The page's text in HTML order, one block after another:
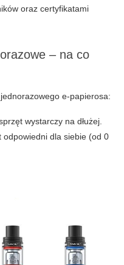
oraz certyfikatami
– na co
e-papierosa:
wystarczy na dłużej.
dla siebie (od 0